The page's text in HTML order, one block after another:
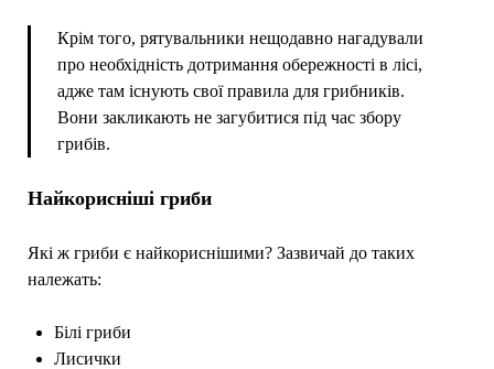
Крім того, рятувальники нещодавно нагадували
про необхідність дотримання обережності в лісі,
адже там існують свої правила для грибників.
Вони закликають не загубитися під час збору
грибів.
Найкорисніші гриби
Які ж гриби є найкориснішими? Зазвичай до таких
належать:
Білі гриби
Лисички